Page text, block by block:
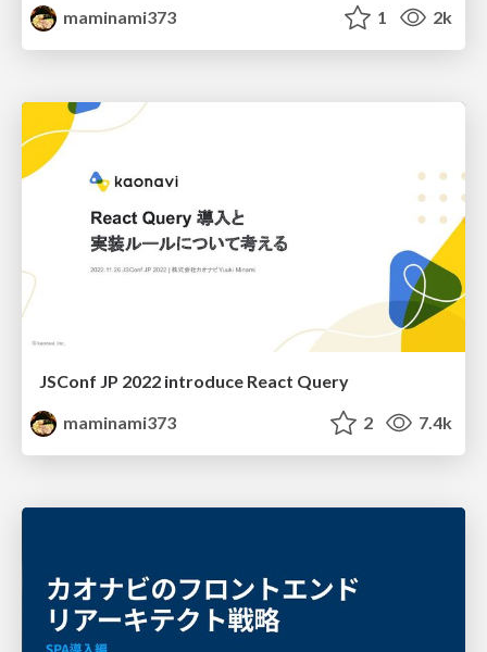
maminami373
1 2k
JSConf JP 2022 introduce React Query
maminami373
2 7.4k